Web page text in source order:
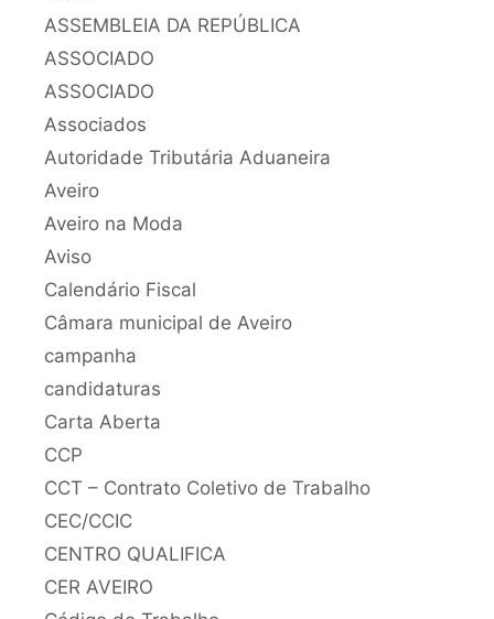
ASSEMBLEIA DA REPÚBLICA
ASSOCIADO
ASSOCIADO
Associados
Autoridade Tributária Aduaneira
Aveiro
Aveiro na Moda
Aviso
Calendário Fiscal
Câmara municipal de Aveiro
campanha
candidaturas
Carta Aberta
CCP
CCT – Contrato Coletivo de Trabalho
CEC/CCIC
CENTRO QUALIFICA
CER AVEIRO